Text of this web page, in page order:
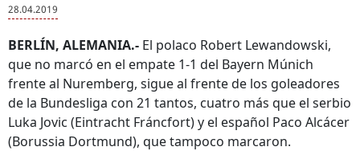
28.04.2019
BERLÍN, ALEMANIA.- El polaco Robert Lewandowski,
que no marcó en el empate 1-1 del Bayern Múnich
frente al Nuremberg, sigue al frente de los goleadores
de la Bundesliga con 21 tantos, cuatro más que el serbio
Luka Jovic (Eintracht Fráncfort) y el español Paco Alcácer
(Borussia Dortmund), que tampoco marcaron.